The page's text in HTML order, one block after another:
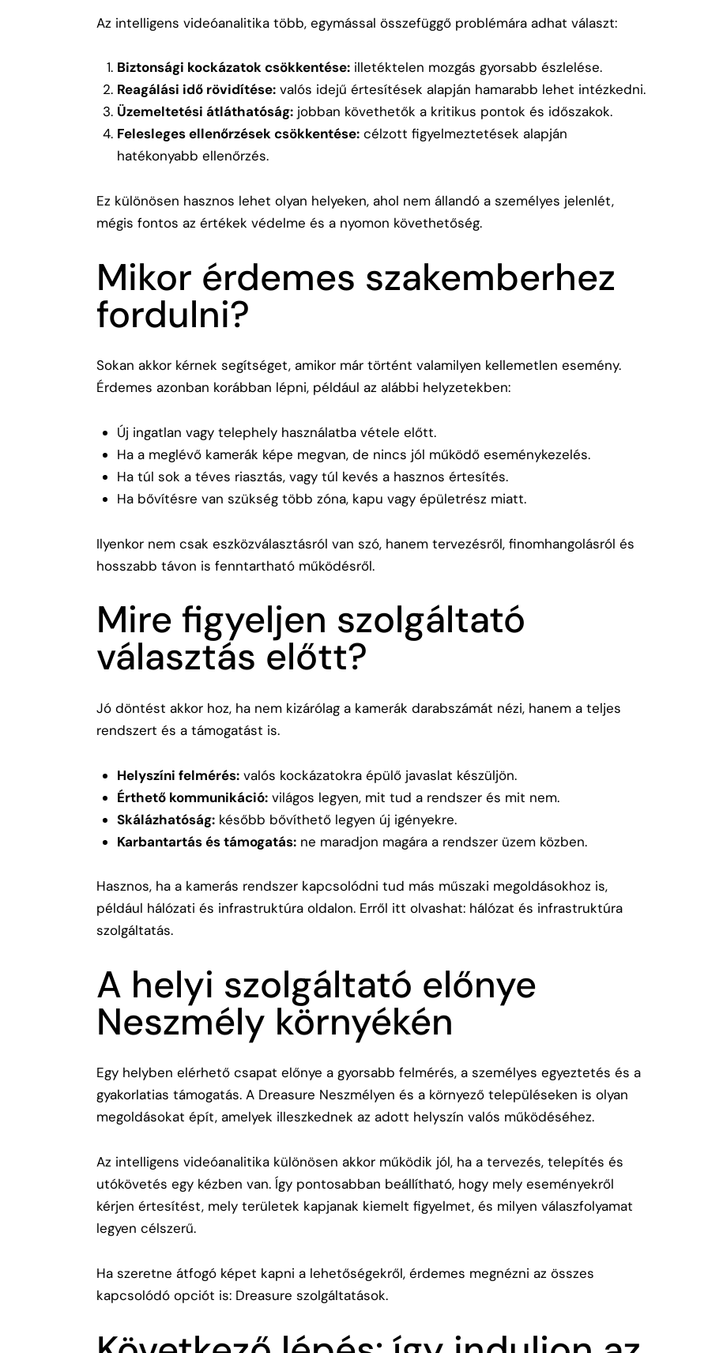
Az intelligens videóanalitika több, egymással összefüggő problémára adhat választ:
Biztonsági kockázatok csökkentése:illetéktelen mozgás gyorsabb észlelése.
Reagálási idő rövidítése:valós idejű értesítések alapján hamarabb lehet intézkedni.
Üzemeltetési átláthatóság:jobban követhetők a kritikus pontok és időszakok.
Felesleges ellenőrzések csökkentése:célzott figyelmeztetések alapján
hatékonyabb ellenőrzés.
Ez különösen hasznos lehet olyan helyeken, ahol nem állandó a személyes jelenlét,
mégis fontos az értékek védelme és a nyomon követhetőség.
Mikor érdemes szakemberhez
fordulni?
Sokan akkor kérnek segítséget, amikor már történt valamilyen kellemetlen esemény.
Érdemes azonban korábban lépni, például az alábbi helyzetekben:
Új ingatlan vagy telephely használatba vétele előtt.
Ha a meglévő kamerák képe megvan, de nincs jól működő eseménykezelés.
Ha túl sok a téves riasztás, vagy túl kevés a hasznos értesítés.
Ha bővítésre van szükség több zóna, kapu vagy épületrész miatt.
Ilyenkor nem csak eszközválasztásról van szó, hanem tervezésről, finomhangolásról és
hosszabb távon is fenntartható működésről.
Mire figyeljen szolgáltató
választás előtt?
Jó döntést akkor hoz, ha nem kizárólag a kamerák darabszámát nézi, hanem a teljes
rendszert és a támogatást is.
Helyszíni felmérés:valós kockázatokra épülő javaslat készüljön.
Érthető kommunikáció:világos legyen, mit tud a rendszer és mit nem.
Skálázhatóság:később bővíthető legyen új igényekre.
Karbantartás és támogatás:ne maradjon magára a rendszer üzem közben.
Hasznos, ha a kamerás rendszer kapcsolódni tud más műszaki megoldásokhoz is,
például hálózati és infrastruktúra oldalon. Erről itt olvashat: hálózat és infrastruktúra
szolgáltatás.
A helyi szolgáltató előnye
Neszmély környékén
Egy helyben elérhető csapat előnye a gyorsabb felmérés, a személyes egyeztetés és a
gyakorlatias támogatás. A Dreasure Neszmélyen és a környező településeken is olyan
megoldásokat épít, amelyek illeszkednek az adott helyszín valós működéséhez.
Az intelligens videóanalitika különösen akkor működik jól, ha a tervezés, telepítés és
utókövetés egy kézben van. Így pontosabban beállítható, hogy mely eseményekről
kérjen értesítést, mely területek kapjanak kiemelt figyelmet, és milyen válaszfolyamat
legyen célszerű.
Ha szeretne átfogó képet kapni a lehetőségekről, érdemes megnézni az összes
kapcsolódó opciót is: Dreasure szolgáltatások.